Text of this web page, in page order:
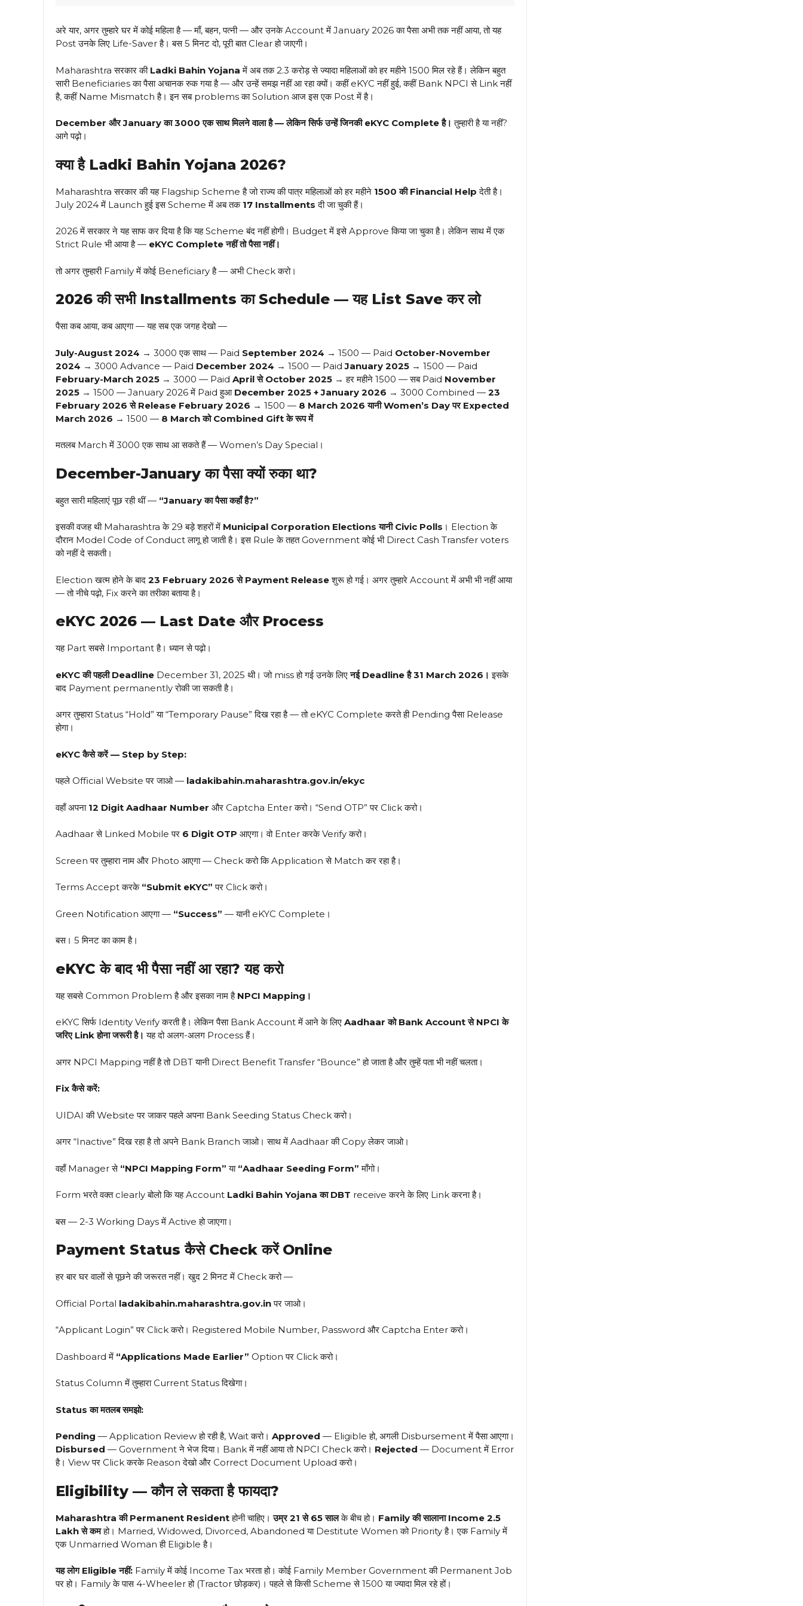
अरे यार, अगर तुम्हारे घर में कोई महिला है — माँ, बहन, पत्नी — और उनके Account में January 2026 का पैसा अभी तक नहीं आया, तो यह
Post उनके लिए Life-Saver है। बस 5 मिनट दो, पूरी बात Clear हो जाएगी।
Maharashtra सरकार की Ladki Bahin Yojana में अब तक 2.3 करोड़ से ज्यादा महिलाओं को हर महीने ₹1500 मिल रहे हैं। लेकिन बहुत
सारी Beneficiaries का पैसा अचानक रुक गया है — और उन्हें समझ नहीं आ रहा क्यों। कहीं eKYC नहीं हुई, कहीं Bank NPCI से Link नहीं
है, कहीं Name Mismatch है। इन सब problems का Solution आज इस एक Post में है।
December और January का ₹3000 एक साथ मिलने वाला है — लेकिन सिर्फ उन्हें जिनकी eKYC Complete है। तुम्हारी है या नहीं?
आगे पढ़ो।
क्या है Ladki Bahin Yojana 2026?
Maharashtra सरकार की यह Flagship Scheme है जो राज्य की पात्र महिलाओं को हर महीने ₹1500 की Financial Help देती है।
July 2024 में Launch हुई इस Scheme में अब तक 17 Installments दी जा चुकी हैं।
2026 में सरकार ने यह साफ कर दिया है कि यह Scheme बंद नहीं होगी। Budget में इसे Approve किया जा चुका है। लेकिन साथ में एक
Strict Rule भी आया है — eKYC Complete नहीं तो पैसा नहीं।
तो अगर तुम्हारी Family में कोई Beneficiary है — अभी Check करो।
2026 की सभी Installments का Schedule — यह List Save कर लो
पैसा कब आया, कब आएगा — यह सब एक जगह देखो —
July-August 2024 → ₹3000 एक साथ — Paid September 2024 → ₹1500 — Paid October-November
2024 → ₹3000 Advance — Paid December 2024 → ₹1500 — PaidJanuary 2025 → ₹1500 — Paid
February-March 2025 → ₹3000 — Paid April से October 2025 → हर महीने ₹1500 — सब Paid November
2025 → ₹1500 — January 2026 में Paid हुआ December 2025 + January 2026 → ₹3000 Combined — 23
February 2026 से Release February 2026 → ₹1500 — 8 March 2026 यानी Women’s Day पर Expected
March 2026 → ₹1500 — 8 March को Combined Gift के रूप में
मतलब March में ₹3000 एक साथ आ सकते हैं — Women’s Day Special।
December-January का पैसा क्यों रुका था?
बहुत सारी महिलाएं पूछ रही थीं — “January का पैसा कहाँ है?”
इसकी वजह थी Maharashtra के 29 बड़े शहरों में Municipal Corporation Elections यानी Civic Polls । Election के
दौरान Model Code of Conduct लागू हो जाती है। इस Rule के तहत Government कोई भी Direct Cash Transfer voters
को नहीं दे सकती।
Election खत्म होने के बाद 23 February 2026 से Payment Releaseशुरू हो गई। अगर तुम्हारे Account में अभी भी नहीं आया
— तो नीचे पढ़ो, Fix करने का तरीका बताया है।
eKYC 2026 — Last Date और Process
यह Part सबसे Important है। ध्यान से पढ़ो।
eKYC की पहली Deadline December 31, 2025 थी। जो miss हो गई उनके लिएनई Deadline है 31 March 2026। इसके
बाद Payment permanently रोकी जा सकती है।
अगर तुम्हारा Status “Hold” या “Temporary Pause” दिख रहा है — तो eKYC Complete करते ही Pending पैसा Release
होगा।
eKYC कैसे करें — Step by Step:
पहले Official Website पर जाओ — ladakibahin.maharashtra.gov.in/ekyc
वहाँ अपना 12 Digit Aadhaar Number और Captcha Enter करो। “Send OTP” पर Click करो।
Aadhaar से Linked Mobile पर 6 Digit OTP आएगा। वो Enter करके Verify करो।
Screen पर तुम्हारा नाम और Photo आएगा — Check करो कि Application से Match कर रहा है।
Terms Accept करके “Submit eKYC” पर Click करो।
Green Notification आएगा — “Success” — यानी eKYC Complete।
बस। 5 मिनट का काम है।
eKYC के बाद भी पैसा नहीं आ रहा? यह करो
यह सबसे Common Problem है और इसका नाम है NPCI Mapping।
eKYC सिर्फ Identity Verify करती है। लेकिन पैसा Bank Account में आने के लिए Aadhaar को Bank Account से NPCI के
जरिए Link होना जरूरी है। यह दो अलग-अलग Process हैं।
अगर NPCI Mapping नहीं है तो DBT यानी Direct Benefit Transfer “Bounce” हो जाता है और तुम्हें पता भी नहीं चलता।
Fix कैसे करें:
UIDAI की Website पर जाकर पहले अपना Bank Seeding Status Check करो।
अगर “Inactive” दिख रहा है तो अपने Bank Branch जाओ। साथ में Aadhaar की Copy लेकर जाओ।
वहाँ Manager से “NPCI Mapping Form” या “Aadhaar Seeding Form” माँगो।
Form भरते वक्त clearly बोलो कि यह Account Ladki Bahin Yojana का DBT receive करने के लिए Link करना है।
बस — 2-3 Working Days में Active हो जाएगा।
Payment Status कैसे Check करें Online
हर बार घर वालों से पूछने की जरूरत नहीं। खुद 2 मिनट में Check करो —
Official Portal ladakibahin.maharashtra.gov.inपर जाओ।
“Applicant Login” पर Click करो। Registered Mobile Number, Password और Captcha Enter करो।
Dashboard में “Applications Made Earlier” Option पर Click करो।
Status Column में तुम्हारा Current Status दिखेगा।
Status का मतलब समझो:
Pending — Application Review हो रही है, Wait करो। Approved — Eligible हो, अगली Disbursement में पैसा आएगा।
Disbursed — Government ने भेज दिया। Bank में नहीं आया तो NPCI Check करो। Rejected — Document में Error
है। View पर Click करके Reason देखो और Correct Document Upload करो।
Eligibility — कौन ले सकता है फायदा?
Maharashtra की Permanent Residentहोनी चाहिए।उम्र 21 से 65 सालके बीच हो। Family की सालाना Income ₹2.5
Lakh से कमहो। Married, Widowed, Divorced, Abandoned या Destitute Women को Priority है। एक Family में
एक Unmarried Woman ही Eligible है।
यह लोग Eligible नहीं: Family में कोई Income Tax भरता हो। कोई Family Member Government की Permanent Job
पर हो। Family के पास 4-Wheeler हो (Tractor छोड़कर)। पहले से किसी Scheme से ₹1500 या ज्यादा मिल रहे हों।